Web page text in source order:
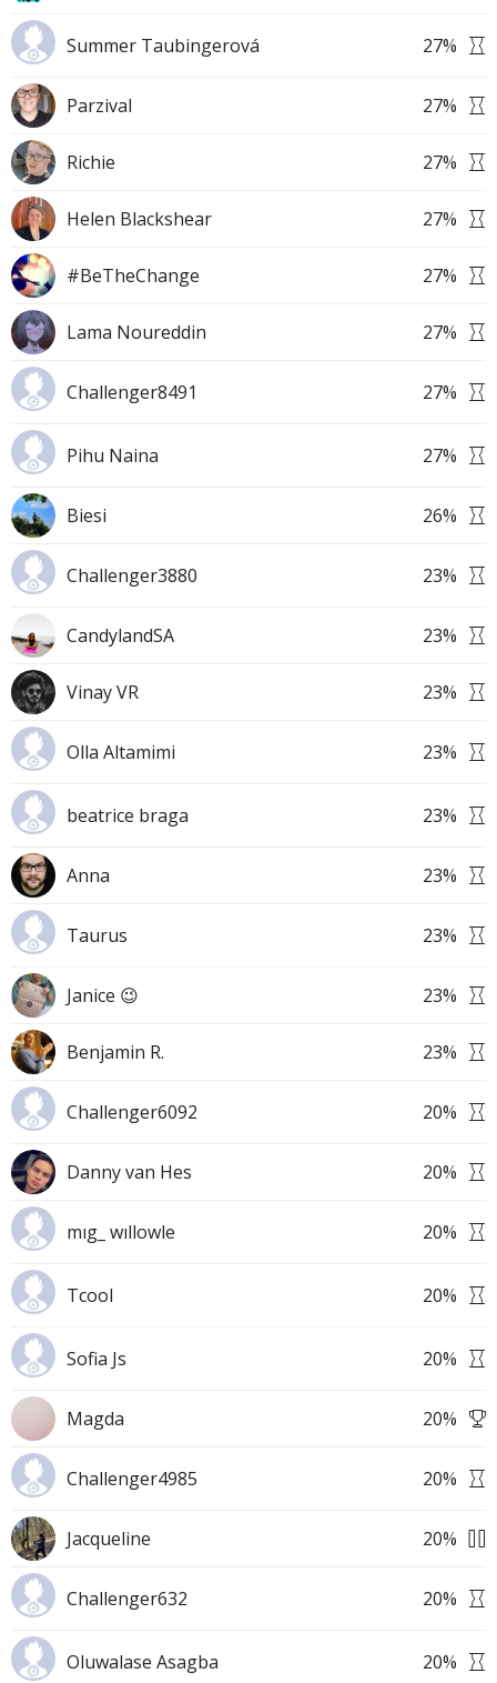
Summer Taubingerová 27%
Parzival 27%
Richie 27%
Helen Blackshear 27%
#BeTheChange 27%
Lama Noureddin 27%
Challenger8491 27%
Pihu Naina 27%
Biesi 26%
Challenger3880 23%
CandylandSA 23%
Vinay VR 23%
Olla Altamimi 23%
beatrice braga 23%
Anna 23%
Taurus 23%
Janice 😉 23%
Benjamin R. 23%
Challenger6092 20%
Danny van Hes 20%
mıg_ wıllowle 20%
Tcool 20%
Sofia Js 20%
Magda 20%
Challenger4985 20%
Jacqueline 20%
Challenger632 20%
Oluwalase Asagba 20%